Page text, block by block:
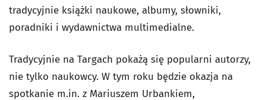
tradycyjnie książki naukowe, albumy, słowniki,
poradniki i wydawnictwa multimedialne.
Tradycyjnie na Targach pokażą się popularni autorzy,
nie tylko naukowcy. W tym roku będzie okazja na
spotkanie m.in. z Mariuszem Urbankiem,